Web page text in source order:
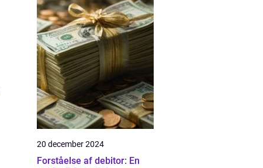
20 december 2024
Forståelse af debitor: En